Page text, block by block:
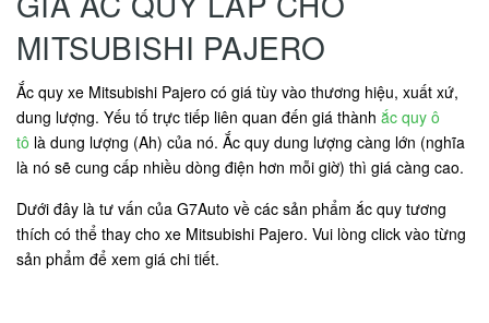
MITSUBISHI PAJERO
Ắc quy xe Mitsubishi Pajero có giá tùy vào thương hiệu, xuất xứ,
dung lượng. Yếu tố trực tiếp liên quan đến giá thành ắc quy ô
tô là dung lượng (Ah) của nó. Ắc quy dung lượng càng lớn (nghĩa
là nó sẽ cung cấp nhiều dòng điện hơn mỗi giờ) thì giá càng cao.
Dưới đây là tư vấn của G7Auto về các sản phẩm ắc quy tương
thích có thể thay cho xe Mitsubishi Pajero. Vui lòng click vào từng
sản phẩm để xem giá chi tiết.